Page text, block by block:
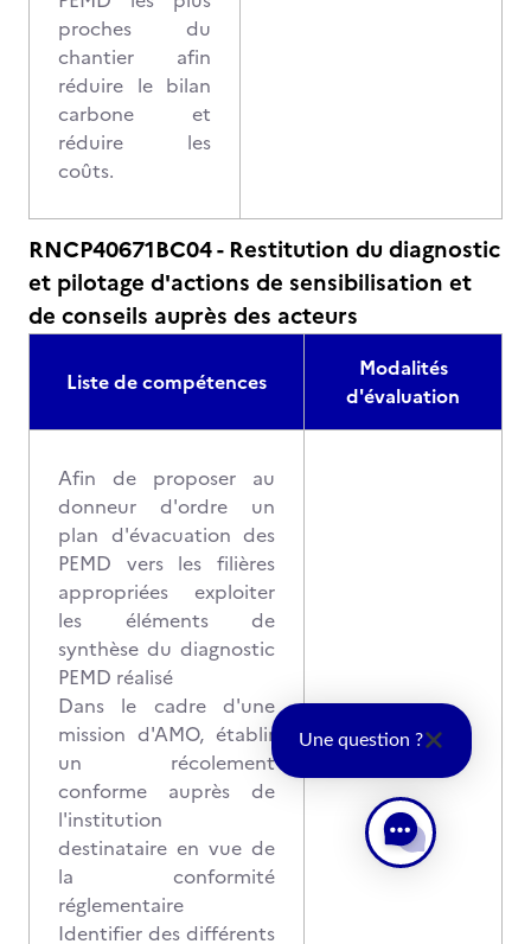
proches du
chantier afin
réduire le bilan
carbone et
réduire les
coûts.
RNCP40671BC04 - Restitution du diagnostic
et pilotage d'actions de sensibilisation et
de conseils auprès des acteurs
Liste de compétences
Modalités
d'évaluation
Afin de proposer au
donneur d'ordre un
plan d'évacuation des
PEMD vers les filières
appropriées exploiter
les éléments de
synthèse du diagnostic
PEMD réalisé
Dans le cadre d'une
mission d'AMO, établir
un récolement
conforme auprès de
l'institution
destinataire en vue de
la conformité
réglementaire
Identifier des différents
Une question ?